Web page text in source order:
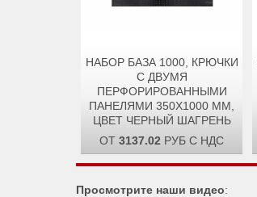
НАБОР БАЗА 1000, КРЮЧКИ
С ДВУМЯ
ПЕРФОРИРОВАННЫМИ
ПАНЕЛЯМИ 350Х1000 ММ,
ЦВЕТ ЧЕРНЫЙ ШАГРЕНЬ
ОТ 3137.02 РУБ С НДС
Просмотрите наши видео: